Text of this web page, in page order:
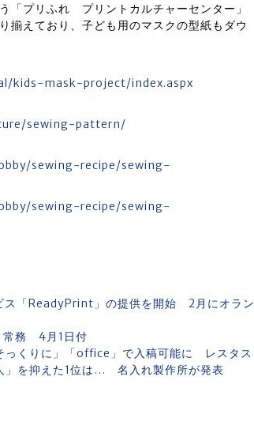
「プリふれ プリントカルチャーセンター」
揃えており、子ども用のマスクの型紙もダウ
kids-mask-project/index.aspx
sewing-pattern/
sewing-recipe/sewing-
sewing-recipe/sewing-
ス「ReadyPrint」の提供を開始 2月にオラン
常務 4月1日付
っくりに」「office」で入稿可能に レスタス
」を抑えた1位は… 名入れ製作所が発表